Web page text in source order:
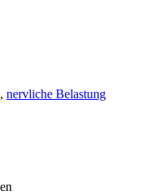
, nervliche Belastung